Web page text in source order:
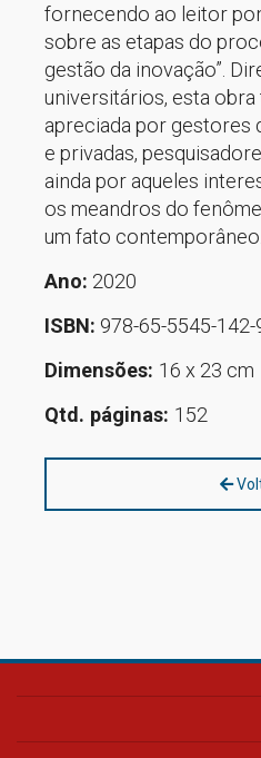
fornecendo ao leitor
sobre as etapas do
gestão da inovação”.
universitários, esta
apreciada por gestores
e privadas,
ainda por aqueles
os meandros do
um fato contemporâneo.
Ano: 2020
ISBN: 978-65-5545-142-
Dimensões: 16 x 23 cm
Qtd. páginas: 152